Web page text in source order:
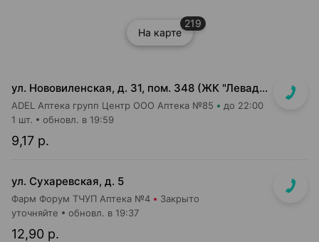
На карте
219
ул. Нововиленская, д. 31, пом. 348 (ЖК "Левада")
ADEL Аптека групп Центр ООО Аптека №85 до 22:00
9,17 р.
1 шт. обновл. в 19:59
ул. Сухаревская, д. 5
Фарм Форум ТЧУП Аптека №4 Закрыто
12,90 р.
уточняйте обновл. в 19:37